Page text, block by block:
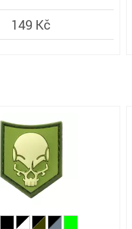
149 Kč